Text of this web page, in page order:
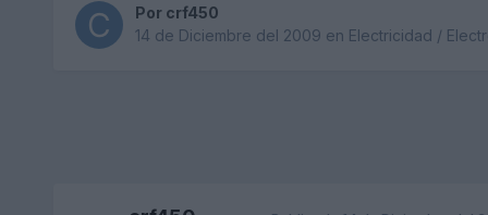
Por crf450
14 de Diciembre del 2009 en Electricidad /